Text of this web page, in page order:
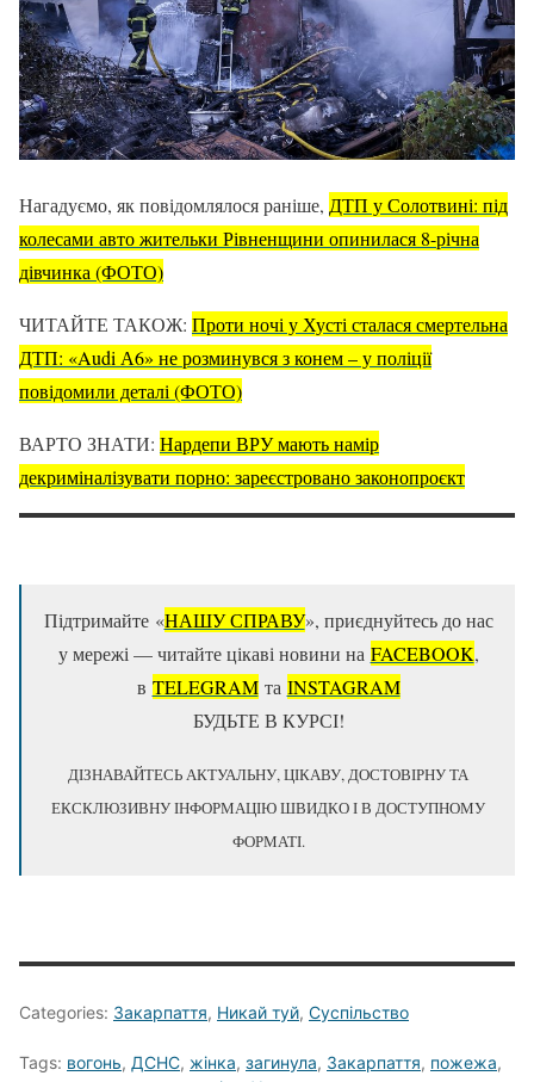
Нагадуємо, як повідомлялося раніше, ДТП у Солотвині: під
колесами авто жительки Рівненщини опинилася 8-річна
дівчинка (ФОТО)
ЧИТАЙТЕ ТАКОЖ: Проти ночі у Хусті сталася смертельна
ДТП: «Audi А6» не розминувся з конем – у поліції
повідомили деталі (ФОТО)
ВАРТО ЗНАТИ: Нардепи ВРУ мають намір
декриміналізувати порно: зареєстровано законопроєкт
Підтримайте «НАШУ СПРАВУ», приєднуйтесь до нас
у мережі — читайте цікаві новини на FACEBOOK,
в TELEGRAMта ІNSTAGRAM
БУДЬТЕ В КУРСІ!
ДІЗНАВАЙТЕСЬ АКТУАЛЬНУ, ЦІКАВУ, ДОСТОВІРНУ ТА
ЕКСКЛЮЗИВНУ ІНФОРМАЦІЮ ШВИДКО І В ДОСТУПНОМУ
ФОРМАТІ.
Categories: Закарпаття, Никай туй, Суспільство
Tags: вогонь, ДСНС, жінка, загинула, Закарпаття, пожежа,